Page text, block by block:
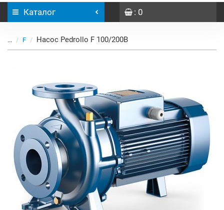
Каталог : 0
... F Насос Pedrollo F 100/200B